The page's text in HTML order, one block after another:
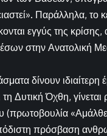
Παράλληλα, το
εγγύς της
στην Ανατολική
δίνουν ιδιαίτερη
Δυτική Όχθη,
πρόσβαση